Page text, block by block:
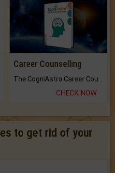
Career Counselling
CHECK NOW
to get rid of your